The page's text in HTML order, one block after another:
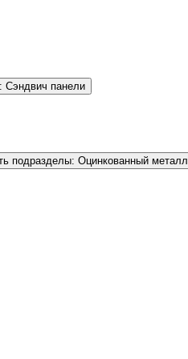
Сэндвич панели
подразделы: Оцинкованный металл